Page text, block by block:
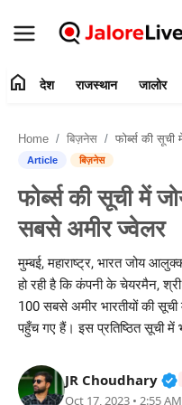
संपर्क करें
देश
जालोर
खेल
शिक्षा
home देश राजस्थान जालोर
Home बिज़नेस फोर्ब्स की सूची में
Article बिज़नेस
फोर्ब्स की सूची में
सबसे अमीर ज्वेलर
मुम्बई, महाराष्ट्र, भारत जोय
हो रही है कि कंपनी के चेयरमैन,
100 सबसे अमीर भारतीयों की
पहुँच गए हैं। इस प्रतिष्ठित सूची में
JR Choudhary
Oct 17, 2023 • 2:55 AM